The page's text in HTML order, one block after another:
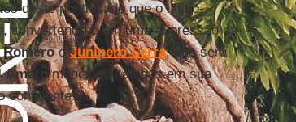
deste pontificado que o latino-
convertendo-o em uma expressão da
RomeroeJunípero Serra, que será
Amatomencionou ambos em sua
continente.